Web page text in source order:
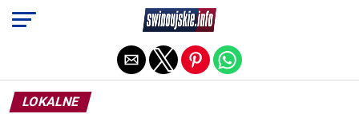
LOKALNE
Exit mobile version